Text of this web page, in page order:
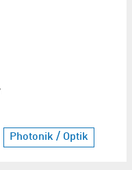
Photonik / Optik